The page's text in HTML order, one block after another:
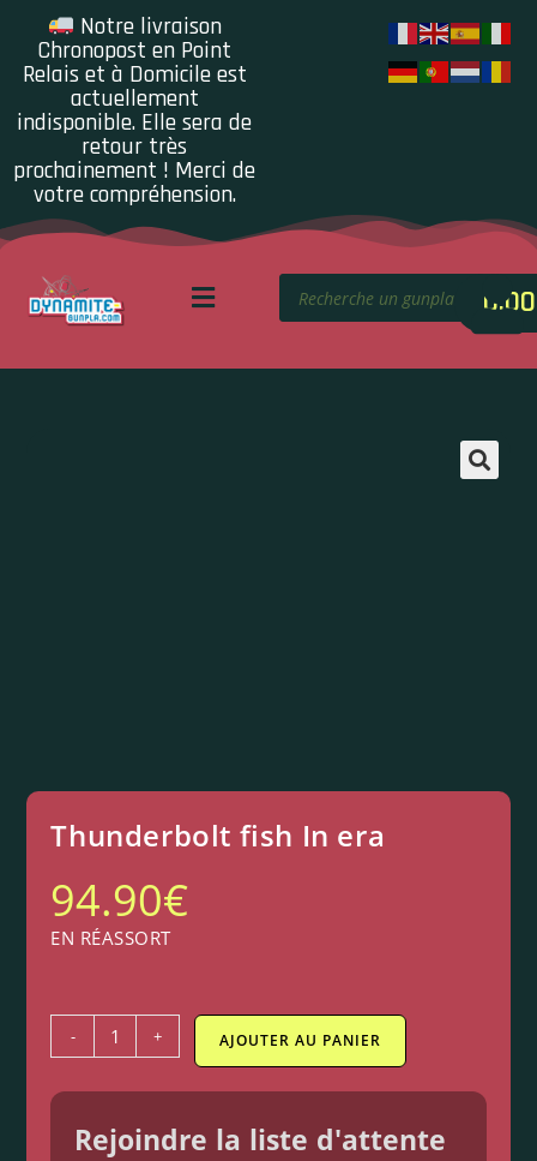
Notre livraison
Chronopost en Point
Relais et à Domicile est
actuellement
indisponible. Elle sera de
retour très
prochainement ! Merci de
votre compréhension.
0.00
Thunderbolt fish In era
94.90€
EN RÉASSORT
- + AJOUTER AU PANIER
Rejoindre la liste d'attente